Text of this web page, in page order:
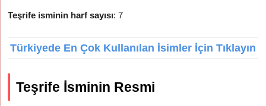
Teşrife isminin harf sayısı: 7
Türkiyede En Çok Kullanılan İsimler İçin Tıklayın
Teşrife İsminin Resmi